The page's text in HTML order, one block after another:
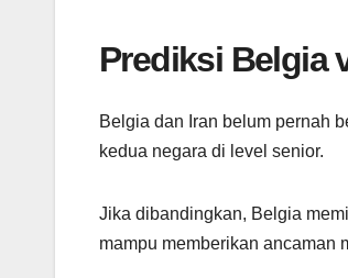
Prediksi Belgia
Belgia dan Iran belum pernah
kedua negara di level senior.
Jika dibandingkan, Belgia
mampu memberikan ancaman